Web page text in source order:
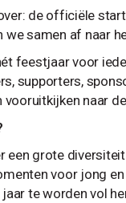
de officiële
we samen af naar
feestjaar voor
supporters,
vooruitkijken naar
een grote
voor jong
te worden vol